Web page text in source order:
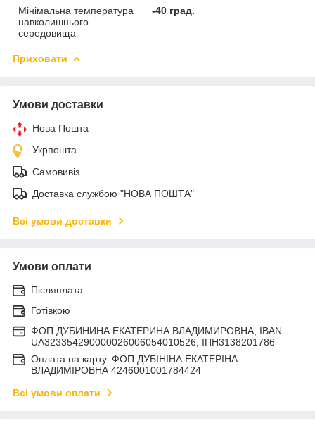
Мінімальна температура
навколишнього
середовища
-40 град.
Приховати
Умови доставки
Нова Пошта
Укрпошта
Самовивіз
Доставка службою "НОВА ПОШТА"
Всі умови доставки
Умови оплати
Післяплата
Готівкою
ФОП ДУБИНИНА ЕКАТЕРИНА ВЛАДИМИРОВНА, IBAN
UA323354290000026006054010526, ІПН3138201786
Оплата на карту. ФОП ДУБІНІНА ЕКАТЕРІНА
ВЛАДИМІРОВНА 4246001001784424
Всі умови оплати